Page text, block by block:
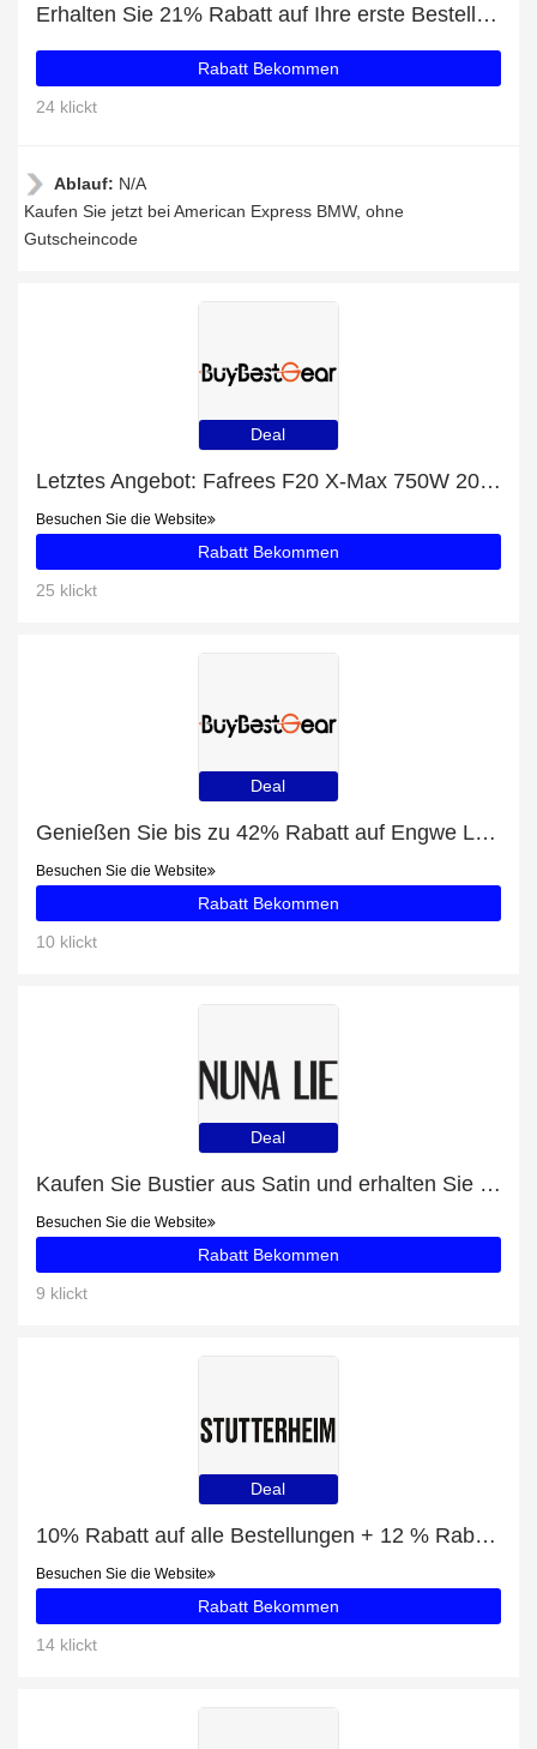
Erhalten Sie 21% Rabatt auf Ihre erste Bestellung
Rabatt Bekommen
24 klickt
Ablauf: N/A
Kaufen Sie jetzt bei American Express BMW, ohne
Gutscheincode
Deal
Letztes Angebot: Fafrees F20 X-Max 750W 20" Fat Bike E-bike Klapprad mit 30Ah Samsung Akku mit 23% Rabatt
Besuchen Sie die Website
Rabatt Bekommen
25 klickt
Deal
Genießen Sie bis zu 42% Rabatt auf Engwe L20 SE * 2 E-Bikes Combo
Besuchen Sie die Website
Rabatt Bekommen
10 klickt
Deal
Kaufen Sie Bustier aus Satin und erhalten Sie jetzt 58% Rabatt
Besuchen Sie die Website
Rabatt Bekommen
9 klickt
Deal
10% Rabatt auf alle Bestellungen + 12 % Rabatt auf Concert Opal Poncho
Besuchen Sie die Website
Rabatt Bekommen
14 klickt